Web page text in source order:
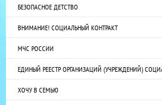
БЕЗОПАСНОЕ ДЕТСТВО
ВНИМАНИЕ! СОЦИАЛЬНЫЙ КОНТРАКТ
МЧС РОССИИ
ЕДИНЫЙ РЕЕСТР ОРГАНИЗАЦИЙ (УЧРЕЖДЕНИЙ)
ХОЧУ В СЕМЬЮ